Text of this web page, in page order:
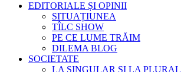
EDITORIALE ȘI OPINII
SITUAȚIUNEA
TÎLC SHOW
PE CE LUME TRĂIM
DILEMA BLOG
SOCIETATE
LA SINGULAR ȘI LA PLURAL